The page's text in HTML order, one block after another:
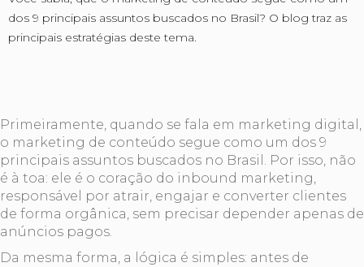
dos 9 principais assuntos buscados no Brasil? O blog traz as
principais estratégias deste tema.
Primeiramente, quando se fala em marketing digital,
o marketing de conteúdo segue como um dos 9
principais assuntos buscados no Brasil. Por isso, não
é à toa: ele é o coração do inbound marketing,
responsável por atrair, engajar e converter clientes
de forma orgânica, sem precisar depender apenas de
anúncios pagos.
Da mesma forma, a lógica é simples: antes de